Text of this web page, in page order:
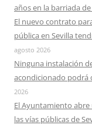
años en la barriada
El nuevo contrato
pública en Sevilla
agosto 2026
Ninguna instalación
acondicionado podrá
2026
El Ayuntamiento
las vías públicas de